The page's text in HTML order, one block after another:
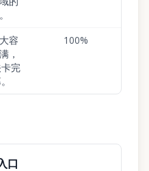
容
，
完
100%
口